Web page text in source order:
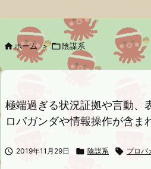
ホーム > 陰謀系
極端過ぎる状況証拠や言動、
ロパガンダや情報操作が含ま
 2019年11月29日  陰謀系  プロパ